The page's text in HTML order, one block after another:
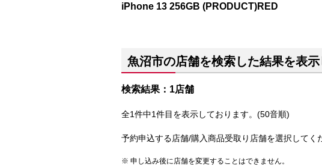
iPhone 13 256GB (PRODUCT)RED
魚沼市の店舗を検索した結果を表
検索結果：1店舗
全1件中1件目を表示しております。(50音順)
予約申込する店舗/購入商品受取り店舗を選択してく
申し込み後に店舗を変更することはできません。